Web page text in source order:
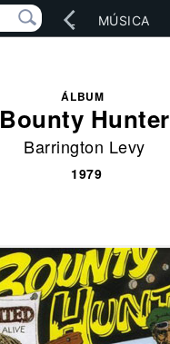
RED SOCIAL MÚSICA
ÁLBUM
Bounty Hunter
Barrington Levy
1979